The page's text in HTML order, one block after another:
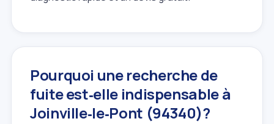
Pourquoi une recherche de
fuite est‑elle indispensable à
Joinville‑le‑Pont (94340)?